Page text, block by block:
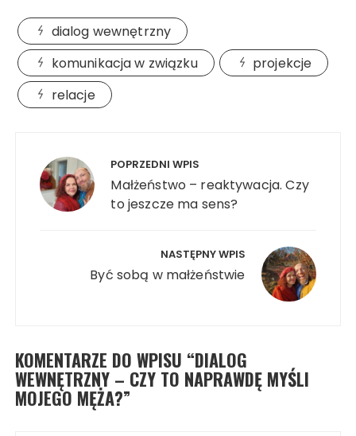
dialog wewnętrzny
komunikacja w związku
projekcje
relacje
wpisu POPRZEDNI WPIS
Małżeństwo – reaktywacja. Czy
to jeszcze ma sens?
NASTĘPNY WPIS
Być sobą w małżeństwie
KOMENTARZE DO WPISU “DIALOG
WEWNĘTRZNY – CZY TO NAPRAWDĘ MYŚLI
MOJEGO MĘŻA?”